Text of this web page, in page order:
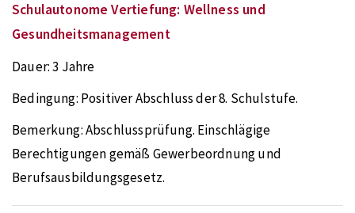
Schulautonome Vertiefung: Wellness und
Gesundheitsmanagement
Dauer:3 Jahre
Bedingung: Positiver Abschluss der 8. Schulstufe.
Bemerkung:Abschlussprüfung. Einschlägige
Berechtigungen gemäß Gewerbeordnung und
Berufsausbildungsgesetz.